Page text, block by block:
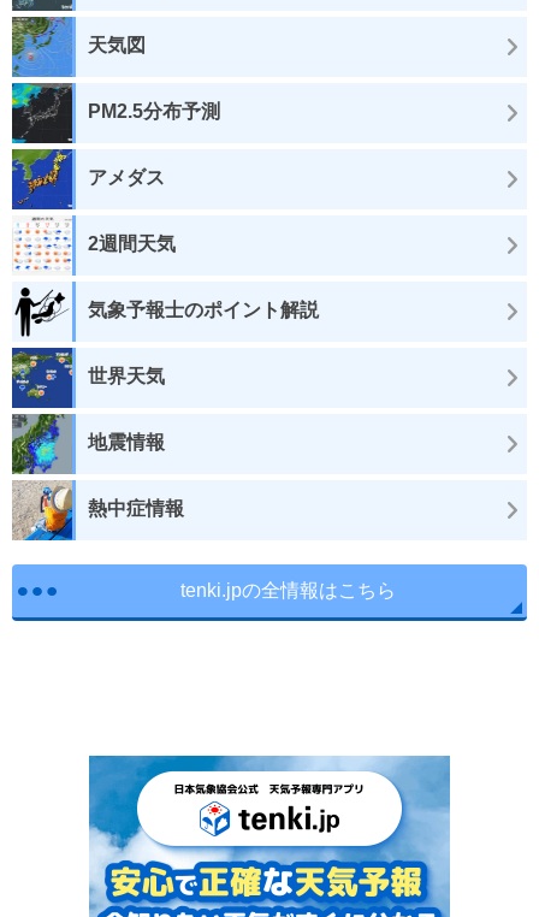
天気図
PM2.5分布予測
アメダス
2週間天気
気象予報士のポイント解説
世界天気
地震情報
熱中症情報
tenki.jpの全情報はこちら